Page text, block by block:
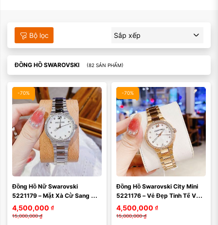
Bộ lọc Sắp xếp
ĐỒNG HỒ SWAROVSKI (82 SẢN PHẨM)
-70%
Đồng Hồ Nữ Swarovski
5221179 – Mặt Xà Cừ Sang
Trọng, Pha Lê Lấp Lánh Chuẩn
Swiss Made
4,500,000 ₫
15,000,000 ₫
-70%
Đồng Hồ Swarovski City Mini
5221176 – Vẻ Đẹp Tinh Tế Với
Pha Lê Swarovski Lấp Lánh
Chuẩn Swiss Made
4,500,000 ₫
15,000,000 ₫
Màu mặt:
Xóa
Màu mặt:
Xóa